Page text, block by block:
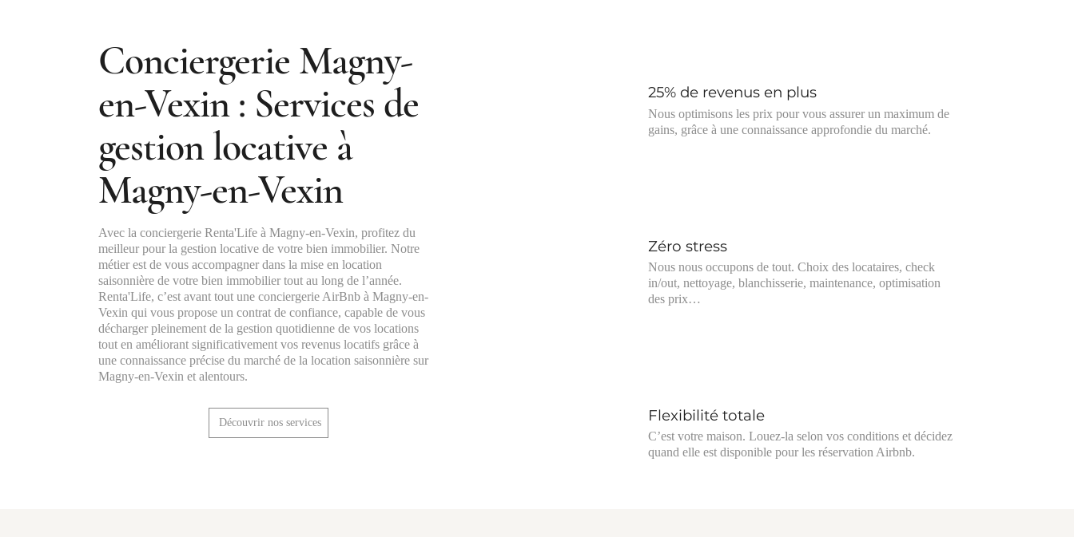
Conciergerie Magny-
en-Vexin : Services de
gestion locative à
Magny-en-Vexin
Avec la conciergerie Renta'Life à Magny-en-Vexin, profitez du
meilleur pour la gestion locative de votre bien immobilier. Notre
métier est de vous accompagner dans la mise en location
saisonnière de votre bien immobilier tout au long de l’année.
Renta'Life, c’est avant tout une conciergerie AirBnb à Magny-en-
Vexin qui vous propose un contrat de confiance, capable de vous
décharger pleinement de la gestion quotidienne de vos locations
tout en améliorant significativement vos revenus locatifs grâce à
une connaissance précise du marché de la location saisonnière sur
Magny-en-Vexin et alentours.
Découvrir nos services
25% de revenus en plus
Nous optimisons les prix pour vous assurer un maximum de
gains, grâce à une connaissance approfondie du marché.
Zéro stress
Nous nous occupons de tout. Choix des locataires, check
in/out, nettoyage, blanchisserie, maintenance, optimisation
des prix…
Flexibilité totale
C’est votre maison. Louez-la selon vos conditions et décidez
quand elle est disponible pour les réservation Airbnb.